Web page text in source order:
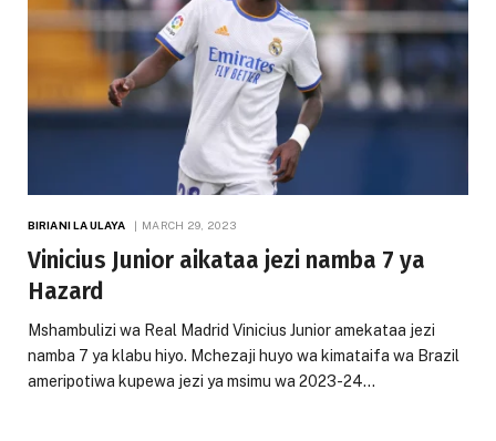
BIRIANI LA ULAYA MARCH 29, 2023
Vinicius Junior aikataa jezi namba 7 ya
Hazard
Mshambulizi wa Real Madrid Vinicius Junior amekataa jezi
namba 7 ya klabu hiyo. Mchezaji huyo wa kimataifa wa Brazil
ameripotiwa kupewa jezi ya msimu wa 2023-24…